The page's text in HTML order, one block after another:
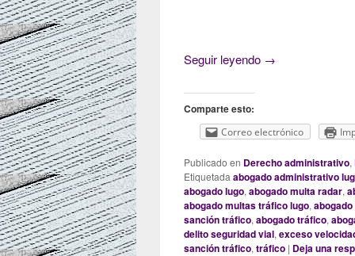
Seguir leyendo Los márgenes
→
Comparte esto:
Correo electrónico
Publicado en Derecho administrativo,
Etiquetada abogado administrativo
abogado lugo, abogado multa radar,
abogado multas tráfico lugo,
sanción tráfico, abogado tráfico,
delito seguridad vial, exceso
sanción tráfico, tráfico | Deja una